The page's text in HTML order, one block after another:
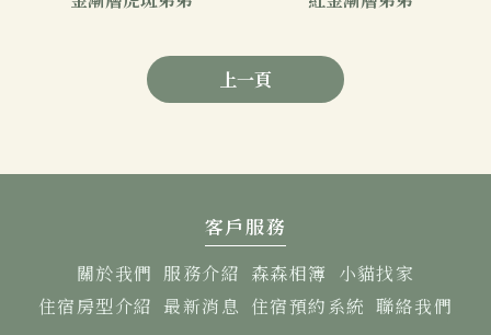
上一頁
客戶服務
關於我們 服務介紹 森森相簿
小貓找家
住宿房型介紹 最新消息 住宿預約系統 聯絡我們